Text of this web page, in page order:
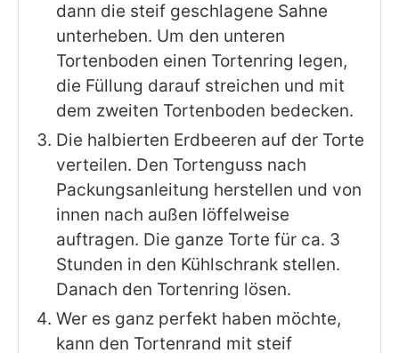
dann die steif geschlagene Sahne
unterheben. Um den unteren
Tortenboden einen Tortenring legen,
die Füllung darauf streichen und mit
dem zweiten Tortenboden bedecken.
Die halbierten Erdbeeren auf der Torte
verteilen. Den Tortenguss nach
Packungsanleitung herstellen und von
innen nach außen löffelweise
auftragen. Die ganze Torte für ca. 3
Stunden in den Kühlschrank stellen.
Danach den Tortenring lösen.
Wer es ganz perfekt haben möchte,
kann den Tortenrand mit steif